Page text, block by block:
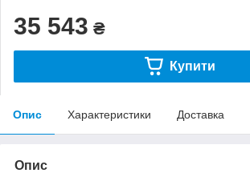
35 543 ₴
Купити
Опис Характеристики Доставка
Опис